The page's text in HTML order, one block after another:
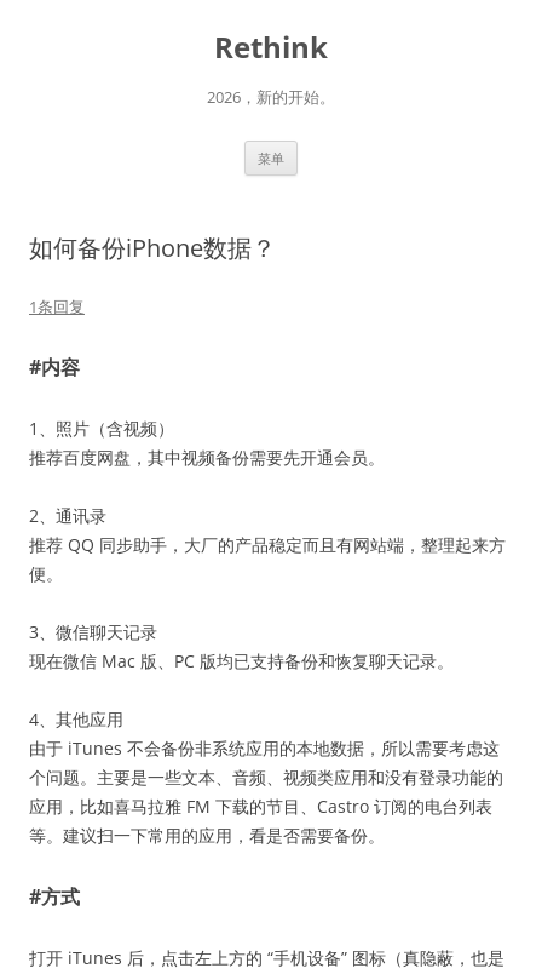
Rethink
2026，新的开始。
菜单
如何备份iPhone数据？
1条回复
#内容
1、照片（含视频）
推荐百度网盘，其中视频备份需要先开通会员。
2、通讯录
推荐 QQ 同步助手，大厂的产品稳定而且有网站端，整理起来方
便。
3、微信聊天记录
现在微信 Mac 版、PC 版均已支持备份和恢复聊天记录。
4、其他应用
由于 iTunes 不会备份非系统应用的本地数据，所以需要考虑这
个问题。主要是一些文本、音频、视频类应用和没有登录功能的
应用，比如喜马拉雅 FM 下载的节目、Castro 订阅的电台列表
等。建议扫一下常用的应用，看是否需要备份。
#方式
打开 iTunes 后，点击左上方的 “手机设备” 图标（真隐蔽，也是